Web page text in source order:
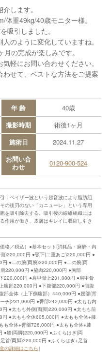
します。
重49kg/40歳モニター様。
吸引しました。
のように変化していますね。
の完成が楽しみです。
軽にお問い合わせください。
せて、ベストな方法をご提案
年 齢
40歳
撮影時期
術後1ヶ月
施術日
2024.11.27
お問い合
わせ
0120-900-524
：ベイザー波という超音波により脂肪組
の後刃のない「カニューレ」という専用
を吸引除去する。吸引後の線維組織には
作用が働き、皮膚はキレイに収縮し引き
格／税込）●基本セット(消耗品・麻酔・内
)220,000円 ●顎下(二重あご)220,000円 ●
●二の腕(両腕)220,000円 ●二の腕(両
220,000円 ●脇肉220,000円 ●胸部
220,000円 ●肩甲骨上231,000円 ●肩甲骨
腹部220,000円 ●下腹部220,000円 ●側腹
部全体（上下側腹部）440,000円 ●腰部(背
チ)231,000円 ●臀部242,000円 ●太もも内
円 ●太もも外側(両脚)220,000円 ●太もも前
円 ●太もも全体605,000円 ●太もも全体+膝
も全体+臀部726,000円 ●太もも全体+膝
●膝(両脚)220,000円 ●ふくらはぎ(両
首(両脚)220,000円 ●ふくらはぎ+足首
の詳細はこちら］